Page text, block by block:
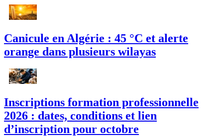
Canicule en Algérie : 45 °C et alerte
orange dans plusieurs wilayas
Inscriptions formation professionnelle
2026 : dates, conditions et lien
d’inscription pour octobre